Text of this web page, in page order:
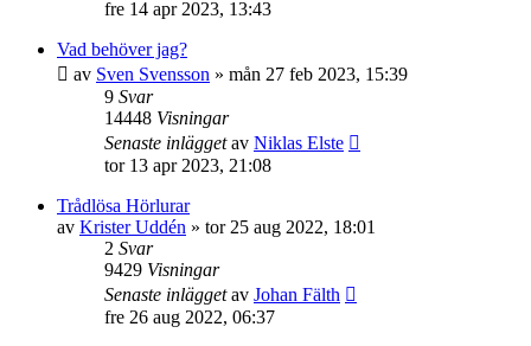
fre 14 apr 2023, 13:43
Vad behöver jag?
av Sven Svensson » mån 27 feb 2023, 15:39
9 Svar
14448 Visningar
Senaste inläggetav Niklas Elste
tor 13 apr 2023, 21:08
Trådlösa Hörlurar
av Krister Uddén » tor 25 aug 2022, 18:01
2 Svar
9429 Visningar
Senaste inläggetav Johan Fälth
fre 26 aug 2022, 06:37